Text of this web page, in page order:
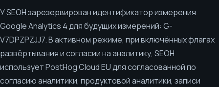
У SEOH зарезервирован идентификатор измерения
Google Analytics 4 для будущих измерений: G-
V7DPZPZJJ7. В активном режиме, при включённых флагах
развёртывания и согласии на аналитику, SEOH
использует PostHog Cloud EU для согласованной по
согласию аналитики, продуктовой аналитики, записи